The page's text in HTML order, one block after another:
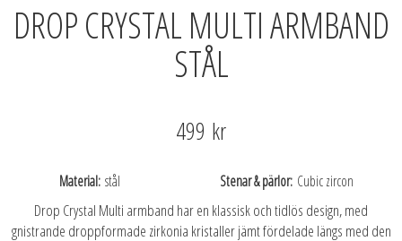
DROP CRYSTAL MULTI ARMBAND
STÅL
499 kr
Material stål Stenar & pärlor Cubic zircon
Drop Crystal Multi armband har en klassisk och tidlös design, med
gnistrande droppformade zirkonia kristaller jämt fördelade längs med den